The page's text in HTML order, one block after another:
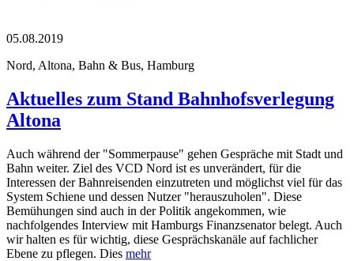
05.08.2019
Nord, Altona, Bahn & Bus, Hamburg
Aktuelles zum Stand Bahnhofsverlegung
Altona
Auch während der "Sommerpause" gehen Gespräche mit Stadt und
Bahn weiter. Ziel des VCD Nord ist es unverändert, für die
Interessen der Bahnreisenden einzutreten und möglichst viel für das
System Schiene und dessen Nutzer "herauszuholen". Diese
Bemühungen sind auch in der Politik angekommen, wie
nachfolgendes Interview mit Hamburgs Finanzsenator belegt. Auch
wir halten es für wichtig, diese Gesprächskanäle auf fachlicher
Ebene zu pflegen. Dies mehr